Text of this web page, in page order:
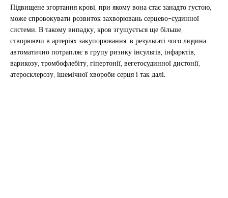
Підвищене згортання крові, при якому вона стає занадто густою,
може спровокувати розвиток захворювань серцево-судинної
системи. В такому випадку, кров згущується ще більше,
створюючи в артеріях закупорювання, в результаті чого людина
автоматично потрапляє в групу ризику інсультів, інфарктів,
варикозу, тромбофлебіту, гіпертонії, вегетосудинної дистонії,
атеросклерозу, ішемічної хвороби серця і так далі.